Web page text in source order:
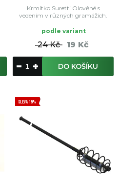
Krmítko Suretti Olověné s
vedením v různých gramážích.
podle variant
24 Kč 19 Kč
DO KOŠÍKU
SLEVA 19%